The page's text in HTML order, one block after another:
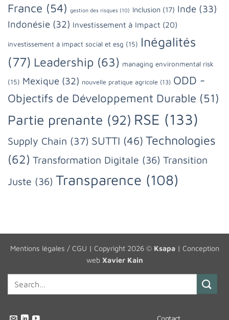
France (54) gestion des risques (10) Inclusion (17) Inde (33)
Indonésie (32) Investissement à Impact (20)
investissement à impact social et esg (15) Inégalités
(77) Leadership (63) managing environmental risk
(15) Mexique (32) nouvelle pratique agricole (13) ODD -
Objectifs de Développement Durable (51)
Partie prenante (92) RSE (133)
Supply Chain (37) SUTTI (46) Technologies
(62) Transformation Digitale (36) Transition
Juste (36) Transparence (108)
Mentions légales / CGU | Copyright 2026 © Ksapa| Conception
web Xavier Kain
Contact